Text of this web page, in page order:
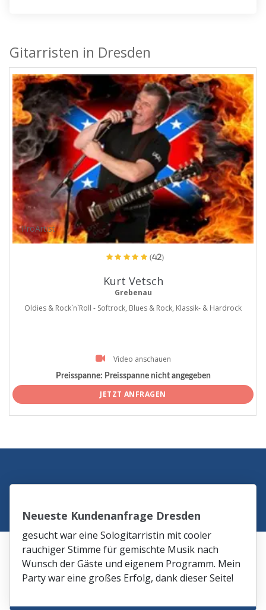
Gitarristen in Dresden
ProArtist
(42)
Kurt Vetsch
Grebenau
Oldies & Rock`n`Roll - Softrock, Blues & Rock, Klassik- & Hardrock
Video anschauen
Preisspanne: Preisspanne nicht angegeben
JETZT ANFRAGEN
Neueste Kundenanfrage Dresden
gesucht war eine Sologitarristin mit cooler
rauchiger Stimme für gemischte Musik nach
Wunsch der Gäste und eigenem Programm. Mein
Party war eine großes Erfolg, dank dieser Seite!